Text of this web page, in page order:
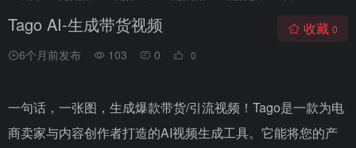
Tago AI-生成带货视频
6个月前发布 103 0 0
收藏 0
一句话，一张图，生成爆款带货/引流视频！Tago是一款为电
商卖家与内容创作者打造的AI视频生成工具。它能将您的产